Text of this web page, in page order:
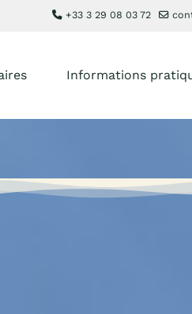
+33 3 29 08 03 72
Informations